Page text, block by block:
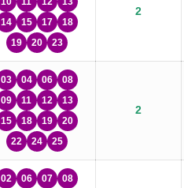
14
15 17
18
19
20 23
2
03 04 06
08
09
11 12
13
15
18 19
20
22
24 25
2
02 06 07
08